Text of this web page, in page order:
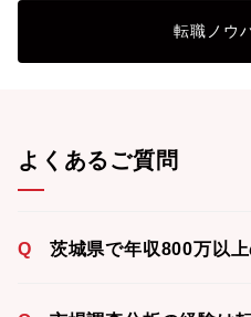
転職ノウ
よくあるご質問
Q 茨城県で年収800万以